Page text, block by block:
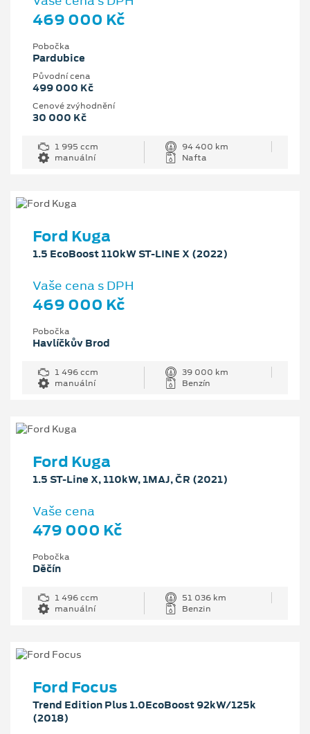
469 000 Kč
Pobočka
Pardubice
Původní cena
499 000 Kč
Cenové zvýhodnění
30 000 Kč
1 995 ccm
94 400 km
manuální
Nafta
Ford Kuga
1.5 EcoBoost 110kW ST-LINE X (2022)
Vaše cena s DPH
469 000 Kč
Pobočka
Havlíčkův Brod
1 496 ccm
39 000 km
manuální
Benzín
Ford Kuga
1.5 ST-Line X, 110kW, 1MAJ, ČR (2021)
Vaše cena
479 000 Kč
Pobočka
Děčín
1 496 ccm
51 036 km
manuální
Benzin
Ford Focus
Trend Edition Plus 1.0EcoBoost 92kW/125k
(2018)